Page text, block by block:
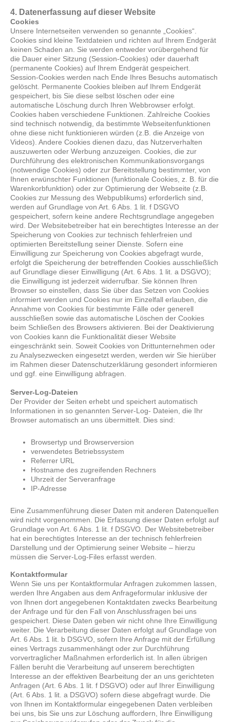
4. Datenerfassung auf dieser Website
Cookies
Unsere Internetseiten verwenden so genannte „Cookies“.
Cookies sind kleine Textdateien und richten auf Ihrem Endgerät
keinen Schaden an. Sie werden entweder vorübergehend für
die Dauer einer Sitzung (Session-Cookies) oder dauerhaft
(permanente Cookies) auf Ihrem Endgerät gespeichert.
Session-Cookies werden nach Ende Ihres Besuchs automatisch
gelöscht. Permanente Cookies bleiben auf Ihrem Endgerät
gespeichert, bis Sie diese selbst löschen oder eine
automatische Löschung durch Ihren Webbrowser erfolgt.
Cookies haben verschiedene Funktionen. Zahlreiche Cookies
sind technisch notwendig, da bestimmte Webseitenfunktionen
ohne diese nicht funktionieren würden (z.B. die Anzeige von
Videos). Andere Cookies dienen dazu, das Nutzerverhalten
auszuwerten oder Werbung anzuzeigen. Cookies, die zur
Durchführung des elektronischen Kommunikationsvorgangs
(notwendige Cookies) oder zur Bereitstellung bestimmter, von
Ihnen erwünschter Funktionen (funktionale Cookies, z. B. für die
Warenkorbfunktion) oder zur Optimierung der Webseite (z.B.
Cookies zur Messung des Webpublikums) erforderlich sind,
werden auf Grundlage von Art. 6 Abs. 1 lit. f DSGVO
gespeichert, sofern keine andere Rechtsgrundlage angegeben
wird. Der Websitebetreiber hat ein berechtigtes Interesse an der
Speicherung von Cookies zur technisch fehlerfreien und
optimierten Bereitstellung seiner Dienste. Sofern eine
Einwilligung zur Speicherung von Cookies abgefragt wurde,
erfolgt die Speicherung der betreffenden Cookies ausschließlich
auf Grundlage dieser Einwilligung (Art. 6 Abs. 1 lit. a DSGVO);
die Einwilligung ist jederzeit widerrufbar. Sie können Ihren
Browser so einstellen, dass Sie über das Setzen von Cookies
informiert werden und Cookies nur im Einzelfall erlauben, die
Annahme von Cookies für bestimmte Fälle oder generell
ausschließen sowie das automatische Löschen der Cookies
beim Schließen des Browsers aktivieren. Bei der Deaktivierung
von Cookies kann die Funktionalität dieser Website
eingeschränkt sein. Soweit Cookies von Drittunternehmen oder
zu Analysezwecken eingesetzt werden, werden wir Sie hierüber
im Rahmen dieser Datenschutzerklärung gesondert informieren
und ggf. eine Einwilligung abfragen.
Server-Log-Dateien
Der Provider der Seiten erhebt und speichert automatisch
Informationen in so genannten Server-Log- Dateien, die Ihr
Browser automatisch an uns übermittelt. Dies sind:
Browsertyp und Browserversion
verwendetes Betriebssystem
Referrer URL
Hostname des zugreifenden Rechners
Uhrzeit der Serveranfrage
IP-Adresse
Eine Zusammenführung dieser Daten mit anderen Datenquellen
wird nicht vorgenommen. Die Erfassung dieser Daten erfolgt auf
Grundlage von Art. 6 Abs. 1 lit. f DSGVO. Der Websitebetreiber
hat ein berechtigtes Interesse an der technisch fehlerfreien
Darstellung und der Optimierung seiner Website – hierzu
müssen die Server-Log-Files erfasst werden.
Kontaktformular
Wenn Sie uns per Kontaktformular Anfragen zukommen lassen,
werden Ihre Angaben aus dem Anfrageformular inklusive der
von Ihnen dort angegebenen Kontaktdaten zwecks Bearbeitung
der Anfrage und für den Fall von Anschlussfragen bei uns
gespeichert. Diese Daten geben wir nicht ohne Ihre Einwilligung
weiter. Die Verarbeitung dieser Daten erfolgt auf Grundlage von
Art. 6 Abs. 1 lit. b DSGVO, sofern Ihre Anfrage mit der Erfüllung
eines Vertrags zusammenhängt oder zur Durchführung
vorvertraglicher Maßnahmen erforderlich ist. In allen übrigen
Fällen beruht die Verarbeitung auf unserem berechtigten
Interesse an der effektiven Bearbeitung der an uns gerichteten
Anfragen (Art. 6 Abs. 1 lit. f DSGVO) oder auf Ihrer Einwilligung
(Art. 6 Abs. 1 lit. a DSGVO) sofern diese abgefragt wurde. Die
von Ihnen im Kontaktformular eingegebenen Daten verbleiben
bei uns, bis Sie uns zur Löschung auffordern, Ihre Einwilligung